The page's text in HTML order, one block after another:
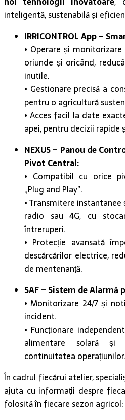
IRRICONTROL App –
• Operare și monitorizare
oriunde și oricând,
inutile.
• Gestionare precisă a
pentru o agricultură
• Acces facil la date
apei, pentru decizii
NEXUS – Panou de
Pivot Central:
• Compatibil cu orice
„Plug and Play”.
• Transmitere
radio sau 4G, cu
întreruperi.
• Protecție avansată
descărcărilor electrice,
de mentenanță.
SAF – Sistem de
• Monitorizare 24/7 și
incident.
• Funcționare
alimentare solară și
continuitatea operațiunilor.
În cadrul fiecărui atelier,
ajuta cu informații despre
folosită în fiecare sezon agricol:
Atelier Recoltat: